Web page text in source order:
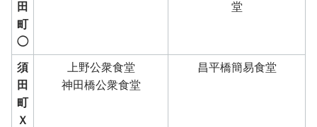
田
町
◯
堂
須
田
町
Ｘ
上野公衆食堂
神田橋公衆食堂
昌平橋簡易食堂